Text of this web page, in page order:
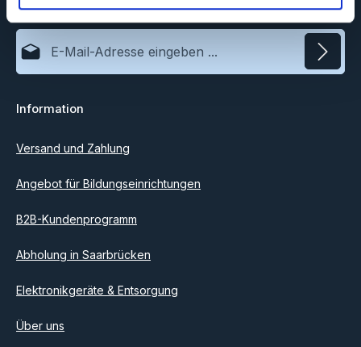
informiert zu werden.
E-Mail-Adresse*
Ich habe dieDatenschutzbestimmungen
einverstanden.
Information
Versand und Zahlung
Angebot für Bildungseinrichtungen
B2B-Kundenprogramm
Abholung in Saarbrücken
Elektronikgeräte & Entsorgung
Über uns